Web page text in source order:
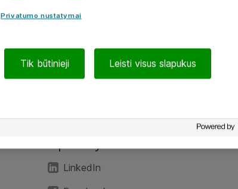
LinkedIn
Privatumo nustatymai
Tik būtinieji Leisti visus slapukus